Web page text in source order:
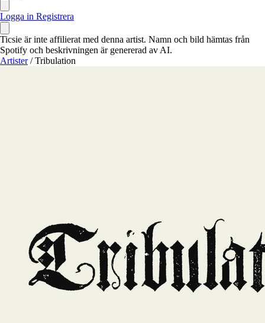
Logga in Registrera
Ticsie är inte affilierat med denna artist. Namn och bild hämtas från
Spotify och beskrivningen är genererad av AI.
Artister / Tribulation